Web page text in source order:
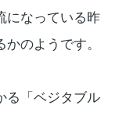
になっている昨
のようです。
る「ベジタブル